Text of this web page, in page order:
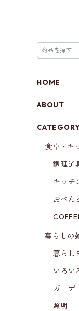
HOME
ABOUT
食卓・キ
調理道
キッチ
おべん
暮らしの
暮らし
いろい
ガーデ
照明